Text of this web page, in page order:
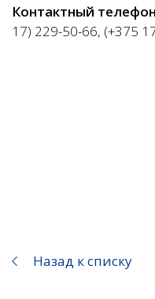
Контактный
17) 229-50-66, (+375
Назад к списку